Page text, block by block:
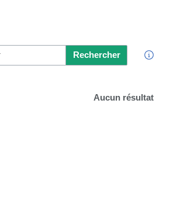
Rechercher
Aucun résultat